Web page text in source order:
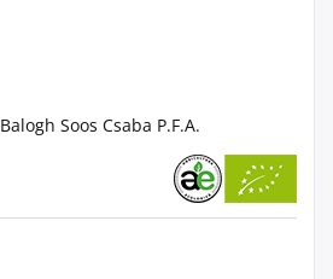
Balogh Soos Csaba P.F.A.